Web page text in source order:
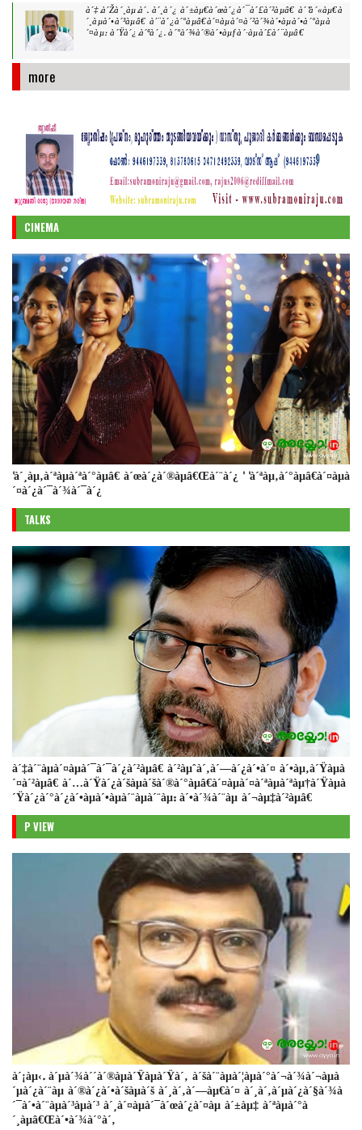
à´‡.à´Žà´¸àµ.à´. à´¸à´¿ à´±àµ€à´œà´¿à´¯à´£à´²àµâ€ à´“à´«àµ€à
´¸àµà´•à´³àµâ€ à´¨à´¿à´°àµâ€à´¤àµà´¤à´²à´¾à´•àµà´•à´°àµà
´¤àµ: à´Ÿà´¿.à´ªà´¿. à´°à´¾à´®à´•àµƒà´·àµà´£à´¨àµâ€
more
CINEMA
'à´¸àµ‚à´ªàµà´ªà´°àµâ€ à´œà´¿à´®àµâ€Œà´¨à´¿ ' 'à´ªàµ‚à´°àµâ€à´¤àµà
´¤à´¿à´¯à´¾à´¯à´¿
TALKS
à´‡à´¨àµà´¤àµà´¯à´¯à´¿à´²àµâ€ à´²àµˆà´‚à´—à´¿à´•à´¤ à´•àµ‚à´Ÿàµà
´¤à´²àµâ€ à´…à´Ÿà´¿à´šàµà´šà´®à´°àµâ€à´¤àµà´¤à´ªàµà´ªàµ†à´Ÿàµà
´Ÿà´¿à´°à´¿à´•àµà´•àµà´¨àµà´¨àµ: à´•à´¾à´¨àµ à´¬àµ‡à´²àµâ€
P VIEW
à´¡àµ‹. à´µà´¾à´´à´®àµà´Ÿàµà´Ÿà´‚ à´šà´¨àµà´¦àµà´°à´¬à´¾à´¬àµà
´µà´¿à´¨àµ à´®à´¿à´•à´šàµà´š à´¸à´‚à´—àµ€à´¤ à´¸à´‚à´µà´¿à´§à´¾à
´¯à´•à´¨àµà´³àµà´³ à´¸à´¤àµà´¯à´œà´¿à´¤àµ à´±àµ‡ à´ªàµà´°à
´¸àµâ€Œà´•à´¾à´°à´‚